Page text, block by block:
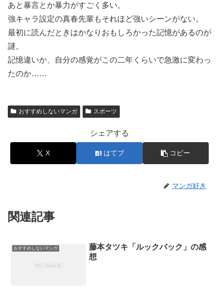
あと暴言とか暴力がすごく多い。
強キャラ設定の真春先輩もそれほど強いシーンがない。
最初に読んだときはかなりおもしろかった記憶があるのが
謎。
記憶違いか、自分の感覚がこの二年くらいで急激に変わっ
たのか……
おすすめしないマンガ スポーツ
シェアする
X はてブ コピー
マンガ好き
関連記事
おすすめしないマンガ
藤本タツキ「ルックバック」の感
想